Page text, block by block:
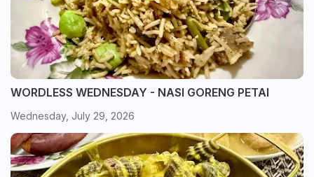
WORDLESS WEDNESDAY - NASI GORENG PETAI
Wednesday, July 29, 2026